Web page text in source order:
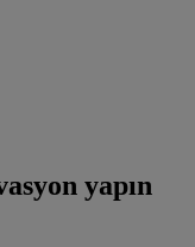
yapın